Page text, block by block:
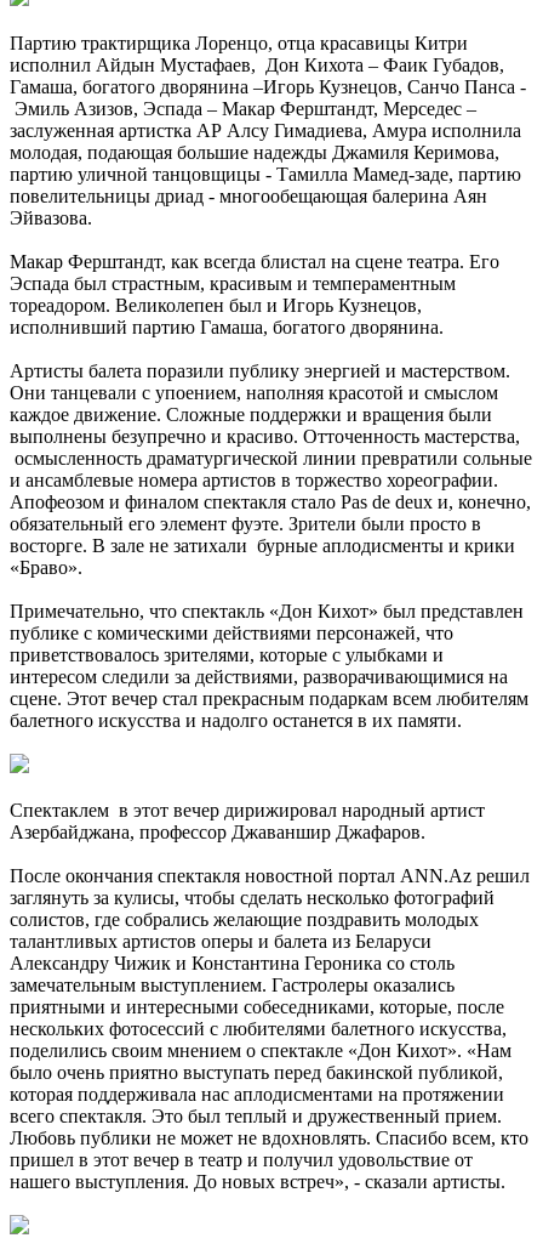
Партию трактирщика Лоренцо, отца красавицы Китри
исполнил Айдын Мустафаев, Дон Кихота – Фаик Губадов,
Гамаша, богатого дворянина –Игорь Кузнецов, Санчо Панса -
Эмиль Азизов, Эспада – Макар Ферштандт, Мерседес –
заслуженная артистка АР Алсу Гимадиева, Амура исполнила
молодая, подающая большие надежды Джамиля Керимова,
партию уличной танцовщицы - Тамилла Мамед-заде, партию
повелительницы дриад - многообещающая балерина Аян
Эйвазова.
Макар Ферштандт, как всегда блистал на сцене театра. Его
Эспада был страстным, красивым и темпераментным
тореадором. Великолепен был и Игорь Кузнецов,
исполнивший партию Гамаша, богатого дворянина.
Артисты балета поразили публику энергией и мастерством.
Они танцевали с упоением, наполняя красотой и смыслом
каждое движение. Сложные поддержки и вращения были
выполнены безупречно и красиво. Отточенность мастерства,
осмысленность драматургической линии превратили сольные
и ансамблевые номера артистов в торжество хореографии.
Апофеозом и финалом спектакля стало Pas de deux и, конечно,
обязательный его элемент фуэте. Зрители были просто в
восторге. В зале не затихали бурные аплодисменты и крики
«Браво».
Примечательно, что спектакль «Дон Кихот» был представлен
публике с комическими действиями персонажей, что
приветствовалось зрителями, которые с улыбками и
интересом следили за действиями, разворачивающимися на
сцене. Этот вечер стал прекрасным подаркам всем любителям
балетного искусства и надолго останется в их памяти.
Спектаклем в этот вечер дирижировал народный артист
Азербайджана, профессор Джаваншир Джафаров.
После окончания спектакля новостной портал ANN.Az решил
заглянуть за кулисы, чтобы сделать несколько фотографий
солистов, где собрались желающие поздравить молодых
талантливых артистов оперы и балета из Беларуси
Александру Чижик и Константина Героника со столь
замечательным выступлением. Гастролеры оказались
приятными и интересными собеседниками, которые, после
нескольких фотосессий с любителями балетного искусства,
поделились своим мнением о спектакле «Дон Кихот». «Нам
было очень приятно выступать перед бакинской публикой,
которая поддерживала нас аплодисментами на протяжении
всего спектакля. Это был теплый и дружественный прием.
Любовь публики не может не вдохновлять. Спасибо всем, кто
пришел в этот вечер в театр и получил удовольствие от
нашего выступления. До новых встреч», - сказали артисты.